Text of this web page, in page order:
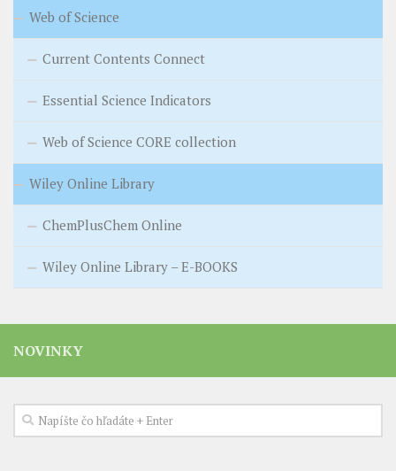
Web of Science
Current Contents Connect
Essential Science Indicators
Web of Science CORE collection
Wiley Online Library
ChemPlusChem Online
Wiley Online Library – E-BOOKS
NOVINKY